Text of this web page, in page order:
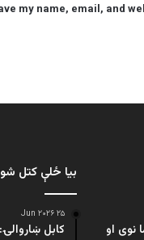
my name, email, and
نوی او
بیا ځلې کتل
۲۵ Jun ۲۰۲۶
کابل